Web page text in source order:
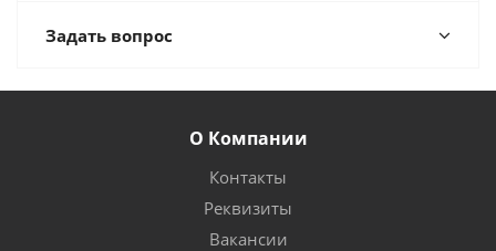
Задать вопрос
О Компании
Контакты
Реквизиты
Вакансии